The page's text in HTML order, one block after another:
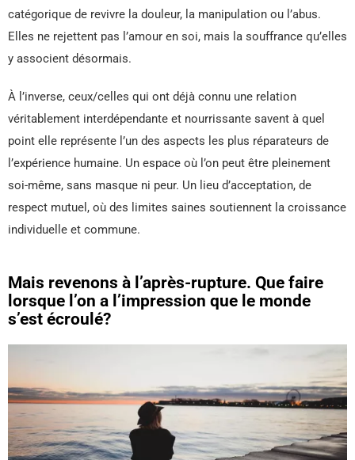
catégorique de revivre la douleur, la manipulation ou l’abus.
Elles ne rejettent pas l’amour en soi, mais la souffrance qu’elles
y associent désormais.
À l’inverse, ceux/celles qui ont déjà connu une relation
véritablement interdépendante et nourrissante savent à quel
point elle représente l’un des aspects les plus réparateurs de
l’expérience humaine. Un espace où l’on peut être pleinement
soi-même, sans masque ni peur. Un lieu d’acceptation, de
respect mutuel, où des limites saines soutiennent la croissance
individuelle et commune.
Mais revenons à l’après-rupture. Que faire
lorsque l’on a l’impression que le monde
s’est écroulé?